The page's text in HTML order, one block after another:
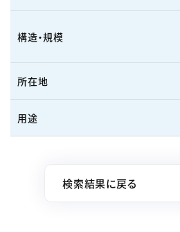
構造・規模
所在地
用途
検索結果に戻る